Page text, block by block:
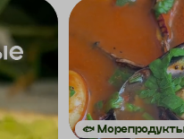
🐟